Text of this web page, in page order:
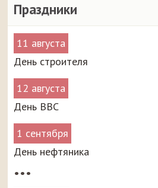
Праздники
11 августа
День строителя
12 августа
День ВВС
1 сентября
День нефтяника
•••